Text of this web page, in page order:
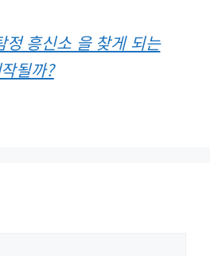
정 흥신소 을 찾게 되는
될까?